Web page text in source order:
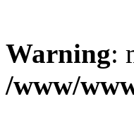
Warning:
/www/